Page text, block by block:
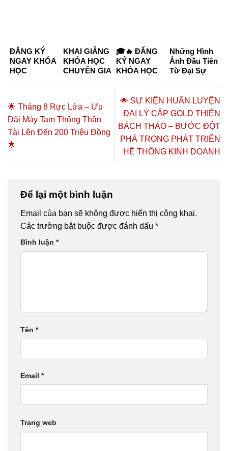
ĐĂNG KÝ
NGAY KHÓA
HỌC
K6 & K7
KHAI GIẢNG
KHÓA HỌC
CHUYÊN GIA
SỨC KHỎE
CHỦ ĐỘNG
2026 TẠI TP.
HỒ CHÍ
NGHIỆP
🎓🔥 ĐĂNG
KÝ NGAY
KHÓA HỌC
SINH –
CHĂM SÓC
SỨC KHỎE
CHỦ ĐỘNG
2026 🔥🎓
Những Hình
Ảnh Đầu Tiên
Từ Đại Sự
– Đồng Hành
Thịnh
Vượng”
🌟 Tháng 8 Rực Lửa – Ưu
Đãi Máy Tam Thông Thần
Tài Lên Đến 200 Triệu Đồng
🌟
🌟 SỰ KIỆN HUẤN LUYỆN
ĐẠI LÝ CẤP GOLD THIÊN
BÁCH THẢO – BƯỚC ĐỘT
PHÁ TRONG PHÁT TRIỂN
HỆ THỐNG KINH DOANH
Để lại một bình luận
Email của bạn sẽ không được hiển thị công khai.
Các trường bắt buộc được đánh dấu *
Bình luận *
Tên *
Email *
Trang web